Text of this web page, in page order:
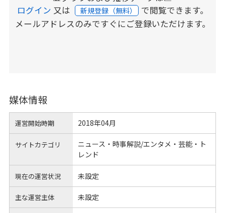
ログイン 又は 新規登録（無料） で閲覧できます。
メールアドレスのみですぐにご登録いただけます。
媒体情報
運営開始時期 2018年04月
サイトカテゴリ
ニュース・時事解説/エンタメ・芸能・ト
レンド
現在の運営状況 未設定
主な運営主体 未設定